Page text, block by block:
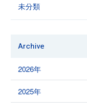
未分類
Archive
2026年
2025年